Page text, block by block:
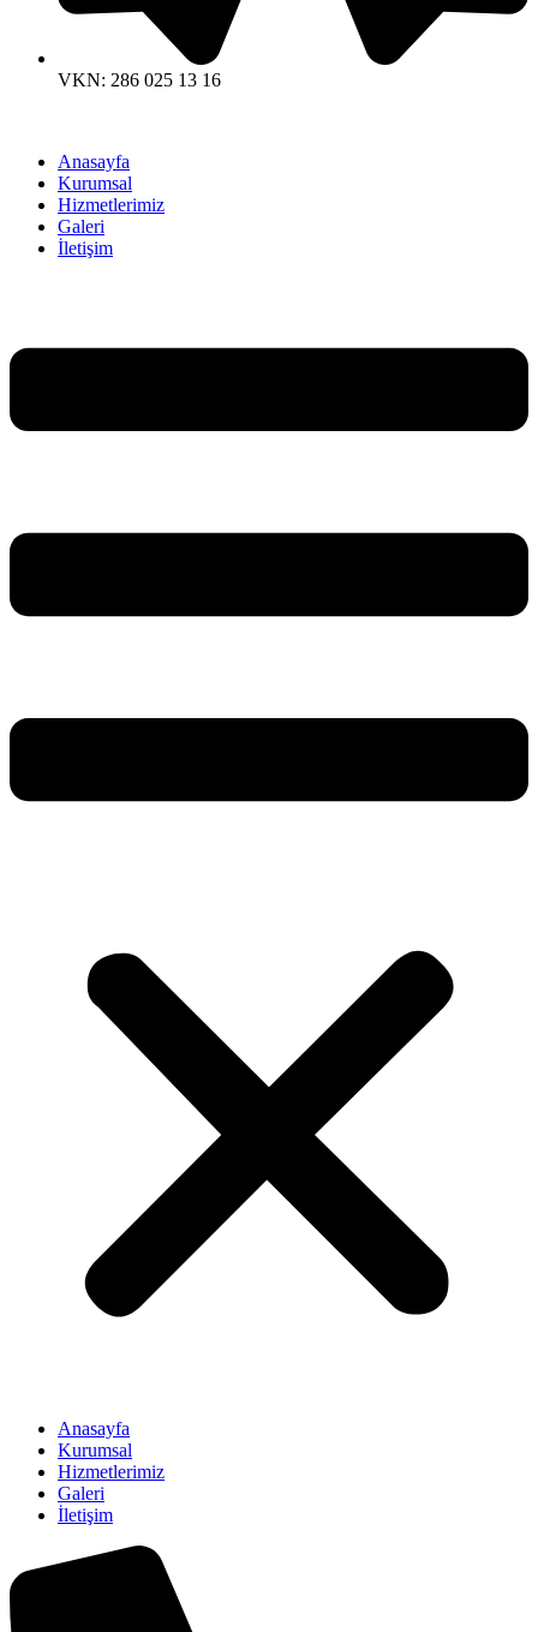
VKN: 286 025 13 16
Anasayfa
Kurumsal
Hizmetlerimiz
Galeri
İletişim
Anasayfa
Kurumsal
Hizmetlerimiz
Galeri
İletişim